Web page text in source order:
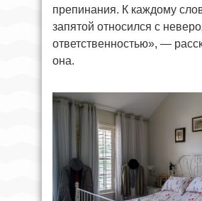
препинания. К каждому
запятой относился с
ответственностью», —
она.